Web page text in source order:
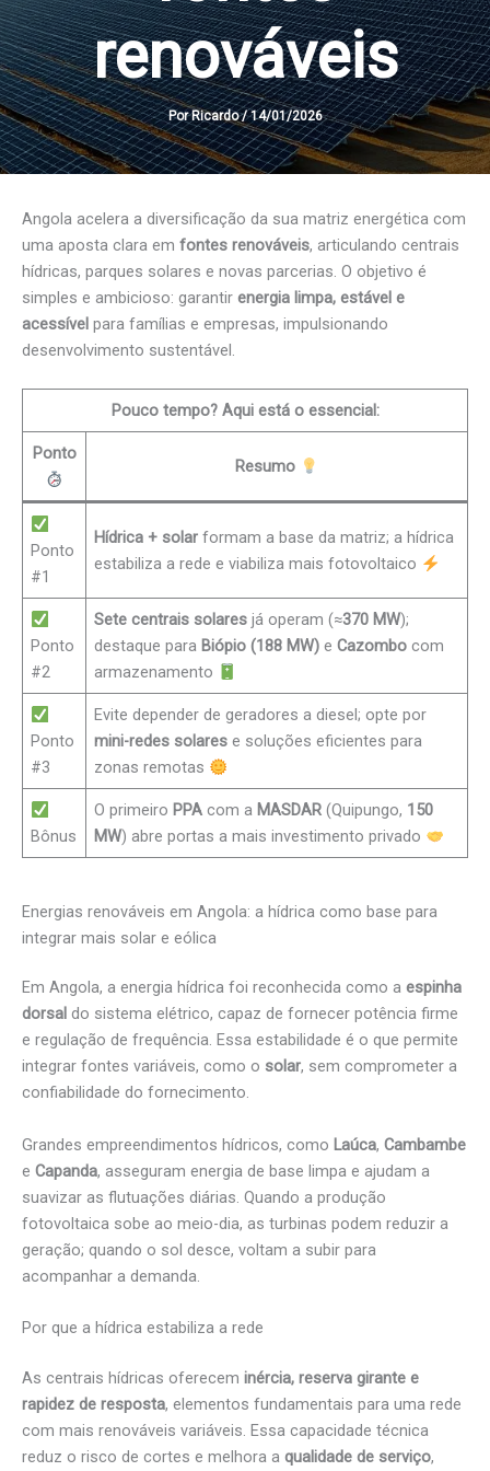
renováveis
Por Ricardo/14/01/2026
Angola acelera a diversificação da sua matriz energética com
uma aposta clara em fontes renováveis, articulando centrais
hídricas, parques solares e novas parcerias. O objetivo é
simples e ambicioso: garantir energia limpa, estável e
acessível para famílias e empresas, impulsionando
desenvolvimento sustentável.
Pouco tempo? Aqui está o essencial:
Ponto
Resumo
Ponto
#1
Hídrica + solar formam a base da matriz; a hídrica
estabiliza a rede e viabiliza mais fotovoltaico
Ponto
#2
Sete centrais solares já operam (≈370 MW);
destaque para Biópio (188 MW) eCazombo com
armazenamento
Ponto
#3
Evite depender de geradores a diesel; opte por
mini-redes solares e soluções eficientes para
zonas remotas
Bônus
O primeiro PPA com a MASDAR (Quipungo, 150
MW) abre portas a mais investimento privado
Energias renováveis em Angola: a hídrica como base para
integrar mais solar e eólica
Em Angola, a energia hídrica foi reconhecida como a espinha
dorsal do sistema elétrico, capaz de fornecer potência firme
e regulação de frequência. Essa estabilidade é o que permite
integrar fontes variáveis, como o solar, sem comprometer a
confiabilidade do fornecimento.
Grandes empreendimentos hídricos, como Laúca, Cambambe
e Capanda, asseguram energia de base limpa e ajudam a
suavizar as flutuações diárias. Quando a produção
fotovoltaica sobe ao meio-dia, as turbinas podem reduzir a
geração; quando o sol desce, voltam a subir para
acompanhar a demanda.
Por que a hídrica estabiliza a rede
As centrais hídricas oferecem inércia, reserva girante e
rapidez de resposta, elementos fundamentais para uma rede
com mais renováveis variáveis. Essa capacidade técnica
reduz o risco de cortes e melhora a qualidade de serviço,